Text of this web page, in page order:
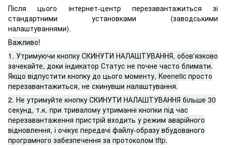
Після цього інтернет-центр перезавантажиться зі
стандартними установками (заводськими
налаштуваннями).
Важливо!
1. Утримуючи кнопку СКИНУТИ НАЛАШТУВАННЯ, обов'язково
зачекайте, доки індикатор Статус не почне часто блимати.
Якщо відпустити кнопку до цього моменту, Keenetic просто
перезавантажиться, не скинувши налаштування.
2. Не утримуйте кнопку СКИНУТИ НАЛАШТУВАННЯ більше 30
секунд, т.к. при тривалому утриманні кнопки під час
перезавантаження пристрій входить у режим аварійного
відновлення, і очікує передачі файлу-образу вбудованого
програмного забезпечення за протоколом tftp.